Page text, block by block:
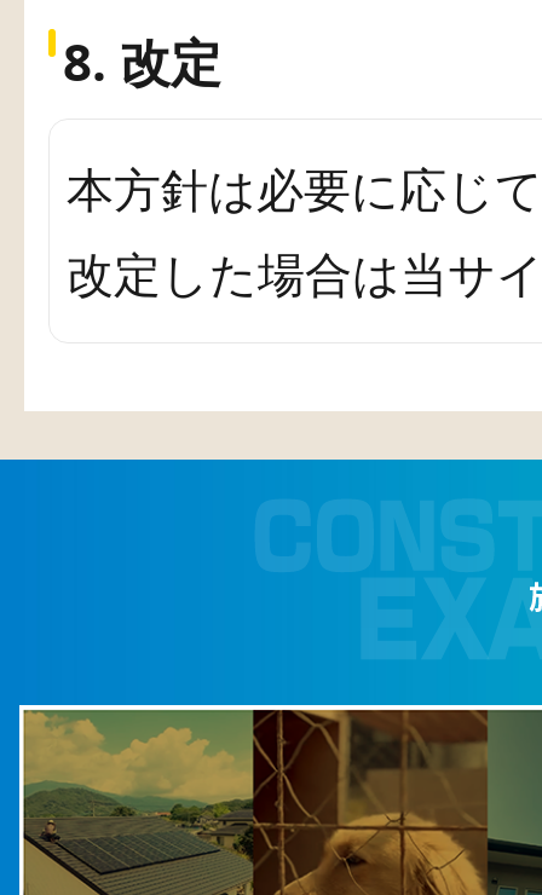
8. 改定
本方針は必要に応じ
改定した場合は当サ